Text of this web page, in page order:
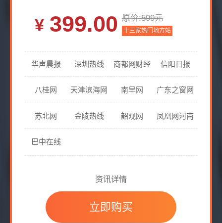
399.00 原价:599元
十三家热门地方站
华声晨报 深圳热线 商都网财经 信阳日报
八桂网 天津滨海网 南早网 广东之窗网
苏北网 金陵热线 韶观网 凤凰网河南
巴中在线
资讯详情
立即购买